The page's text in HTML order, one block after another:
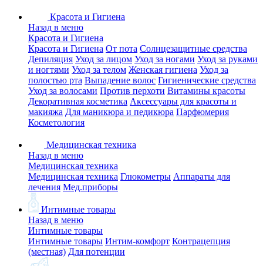
Красота и Гигиена
Назад в меню
Красота и Гигиена
Красота и Гигиена От пота Солнцезащитные средства
Депиляция Уход за лицом Уход за ногами Уход за руками
и ногтями Уход за телом Женская гигиена Уход за
полостью рта Выпадение волос Гигиенические средства
Уход за волосами Против перхоти Витамины красоты
Декоративная косметика Аксессуары для красоты и
макияжа Для маникюра и педикюра Парфюмерия
Косметология
Медицинская техника
Назад в меню
Медицинская техника
Медицинская техника Глюкометры Аппараты для
лечения Мед.приборы
Интимные товары
Назад в меню
Интимные товары
Интимные товары Интим-комфорт Контрацепция
(местная) Для потенции